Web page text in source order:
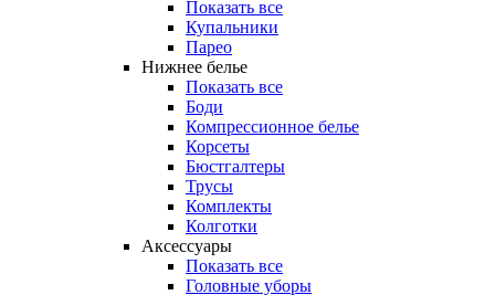
Показать все
Купальники
Парео
Нижнее белье
Показать все
Боди
Компрессионное белье
Корсеты
Бюстгалтеры
Трусы
Комплекты
Колготки
Аксессуары
Показать все
Головные уборы